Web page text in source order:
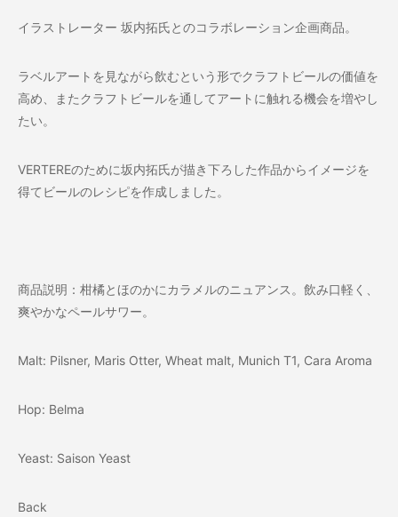
イラストレーター 坂内拓氏とのコラボレーション企画商品。
ラベルアートを見ながら飲むという形でクラフトビールの価値を
高め、またクラフトビールを通してアートに触れる機会を増やし
たい。
VERTEREのために坂内拓氏が描き下ろした作品からイメージを
得てビールのレシピを作成しました。
商品説明：柑橘とほのかにカラメルのニュアンス。飲み口軽く、
爽やかなペールサワー。
Malt: Pilsner, Maris Otter, Wheat malt, Munich T1, Cara Aroma
Hop: Belma
Yeast: Saison Yeast
Back